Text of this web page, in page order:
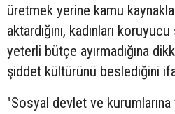
üretmek yerine kamu
aktardığını, kadınları
yeterli bütçe ayırmadığına
şiddet kültürünü beslediğini
"Sosyal devlet ve kurumlarına